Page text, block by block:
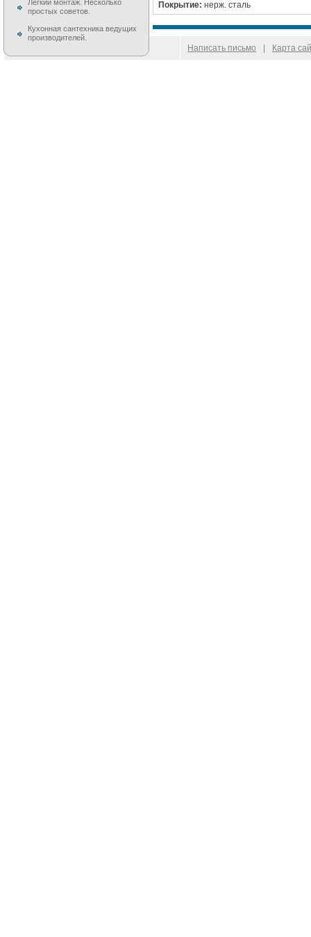
Покрытие: нерж. сталь
Легкий монтаж. Несколько
простых советов.
Кухонная сантехника ведущих
производителей.
Написать письмо | Карта